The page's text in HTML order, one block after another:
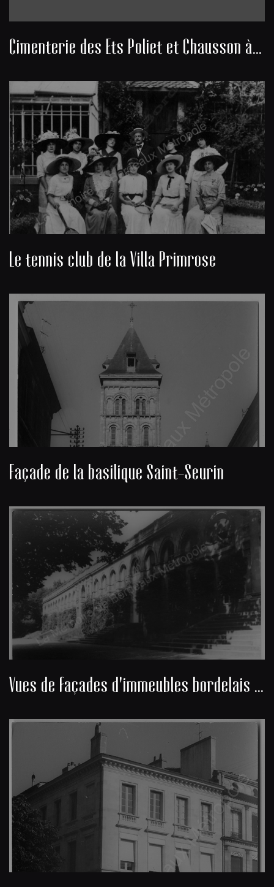
Cimenterie des Ets Poliet et Chausson à Lormont - construction du four et virole
Le tennis club de la Villa Primrose
Façade de la basilique Saint-Seurin
Vues de façades d'immeubles bordelais du Jardin public